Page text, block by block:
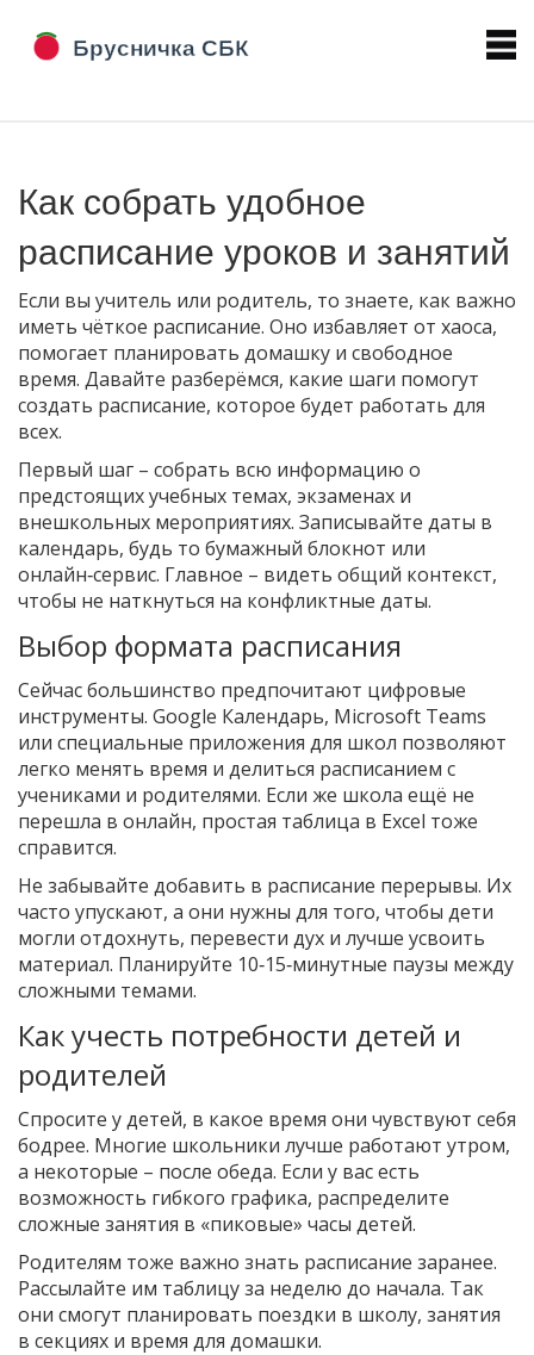
Как собрать удобное
расписание уроков и занятий
Если вы учитель или родитель, то знаете, как важно
иметь чёткое расписание. Оно избавляет от хаоса,
помогает планировать домашку и свободное
время. Давайте разберёмся, какие шаги помогут
создать расписание, которое будет работать для
всех.
Первый шаг – собрать всю информацию о
предстоящих учебных темах, экзаменах и
внешкольных мероприятиях. Записывайте даты в
календарь, будь то бумажный блокнот или
онлайн‑сервис. Главное – видеть общий контекст,
чтобы не наткнуться на конфликтные даты.
Выбор формата расписания
Сейчас большинство предпочитают цифровые
инструменты. Google Календарь, Microsoft Teams
или специальные приложения для школ позволяют
легко менять время и делиться расписанием с
учениками и родителями. Если же школа ещё не
перешла в онлайн, простая таблица в Excel тоже
справится.
Не забывайте добавить в расписание перерывы. Их
часто упускают, а они нужны для того, чтобы дети
могли отдохнуть, перевести дух и лучше усвоить
материал. Планируйте 10‑15‑минутные паузы между
сложными темами.
Как учесть потребности детей и
родителей
Спросите у детей, в какое время они чувствуют себя
бодрее. Многие школьники лучше работают утром,
а некоторые – после обеда. Если у вас есть
возможность гибкого графика, распределите
сложные занятия в «пиковые» часы детей.
Родителям тоже важно знать расписание заранее.
Рассылайте им таблицу за неделю до начала. Так
они смогут планировать поездки в школу, занятия
в секциях и время для домашки.